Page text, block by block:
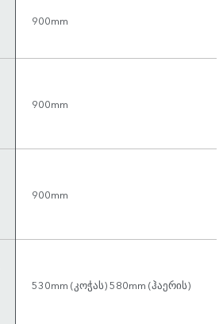
900mm
900mm
900mm
530mm (კოჭას) 580mm (ჰაერის)